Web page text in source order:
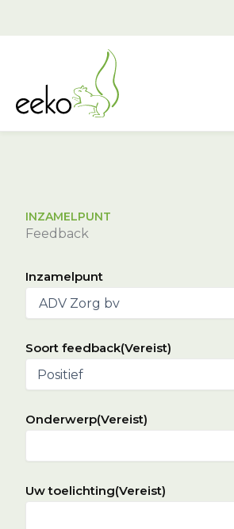
INZAMELPUNT
Feedback
Inzamelpunt
Soort feedback(Vereist)
Onderwerp(Vereist)
Uw toelichting(Vereist)